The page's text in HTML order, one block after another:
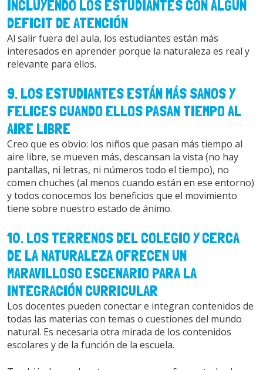
INCLUYENDO LOS ESTUDIANTES CON ALGÚN
DEFICIT DE ATENCIÓN
Al salir fuera del aula, los estudiantes están más
interesados en aprender porque la naturaleza es real y
relevante para ellos.
9. LOS ESTUDIANTES ESTÁN MÁS SANOS Y
FELICES CUANDO ELLOS PASAN TIEMPO AL
AIRE LIBRE
Creo que es obvio: los niños que pasan más tiempo al
aire libre, se mueven más, descansan la vista (no hay
pantallas, ni letras, ni números todo el tiempo), no
comen chuches (al menos cuando están en ese entorno)
y todos conocemos los beneficios que el movimiento
tiene sobre nuestro estado de ánimo.
10. LOS TERRENOS DEL COLEGIO Y CERCA
DE LA NATURALEZA OFRECEN UN
MARAVILLOSO ESCENARIO PARA LA
INTEGRACIÓN CURRICULAR
Los docentes pueden conectar e integran contenidos de
todas las materias con temas o cuestiones del mundo
natural. Es necesaria otra mirada de los contenidos
escolares y de la función de la escuela.